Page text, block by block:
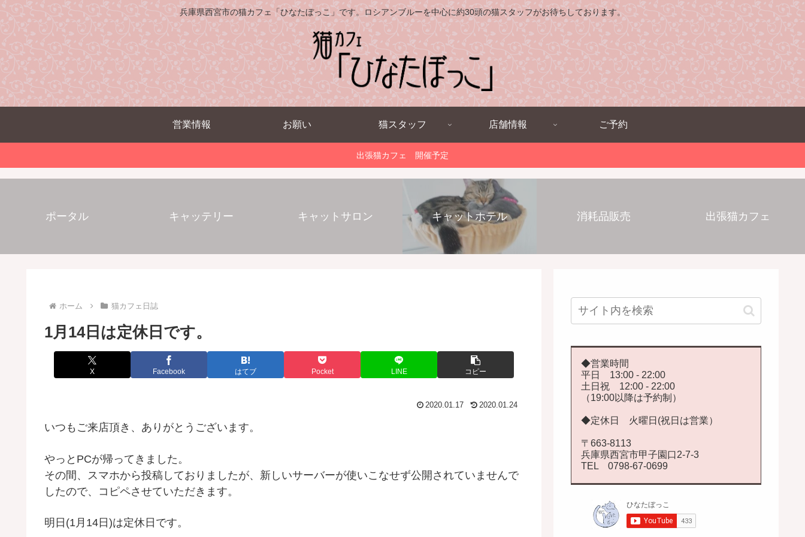
兵庫県西宮市の猫カフェ「ひなたぼっこ」です。ロシアンブルーを中心に約30頭の猫スタッフがお待ちしております。
営業情報 お願い 猫スタッフ 店舗情報 ご予約
出張猫カフェ 開催予定
ポータル キャッテリー キャットサロン キャットホテル 消耗品販売 出張猫カフェ
ホーム 猫カフェ日誌
1月14日は定休日です。
X Facebook はてブ Pocket LINE コピー
2020.01.17 2020.01.24
いつもご来店頂き、ありがとうございます。
やっとPCが帰ってきました。
その間、スマホから投稿しておりましたが、新しいサーバーが使いこなせず公開されていませんで
したので、コピペさせていただきます。
明日(1月14日)は定休日です。
◆営業時間
平日 13:00 - 22:00
土日祝 12:00 - 22:00
（19:00以降は予約制）
◆定休日 火曜日(祝日は営業）
〒663-8113
兵庫県西宮市甲子園口2-7-3
TEL 0798-67-0699